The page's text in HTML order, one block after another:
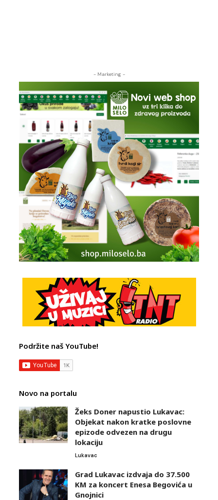
- Marketing -
Podržite naš YouTube!
Novo na portalu
Žeks Doner napustio Lukavac:
Objekat nakon kratke poslovne
epizode odvezen na drugu
lokaciju
Lukavac
Grad Lukavac izdvaja do 37.500
KM za koncert Enesa Begovića u
Gnojnici